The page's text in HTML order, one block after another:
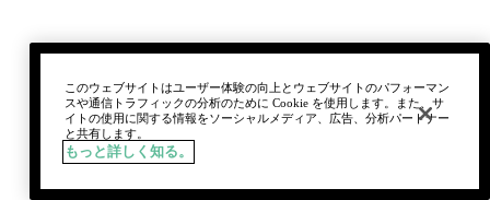
このウェブサイトはユーザー体験の向上とウェブサイトのパフォーマン
スや通信トラフィックの分析のために Cookie を使用します。また、サ
イトの使用に関する情報をソーシャルメディア、広告、分析パートナー
と共有します。
もっと詳しく知る。